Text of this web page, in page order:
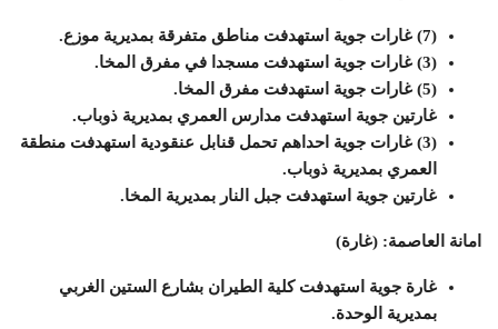
(7) غارات جوية استهدفت مناطق متفرقة بمديرية موزع.
(3) غارات جوية استهدفت مسجدا في مفرق المخا.
(5) غارات جوية استهدفت مفرق المخا.
غارتين جوية استهدفت مدارس العمري بمديرية ذوباب.
(3) غارات جوية احداهم تحمل قنابل عنقودية استهدفت منطقة
العمري بمديرية ذوباب.
غارتين جوية استهدفت جبل النار بمديرية المخا.
امانة العاصمة: (غارة)
غارة جوية استهدفت كلية الطيران بشارع الستين الغربي
بمديرية الوحدة.